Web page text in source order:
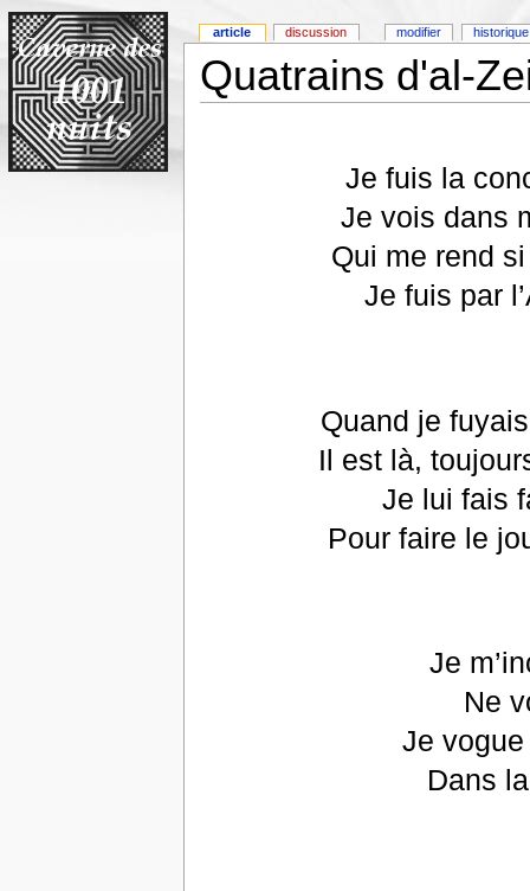
Quatrains d'al-
Je fuis la
Je vois dans
Qui me rend
Je fuis par
Quand je
Il est là,
Je lui fais
Pour faire le
Je
Ne
Je vogue
Dans
article discussion modifier historique